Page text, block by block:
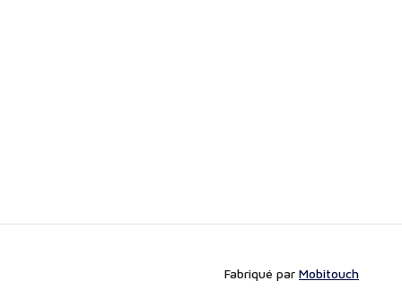
Fabriqué par Mobitouch